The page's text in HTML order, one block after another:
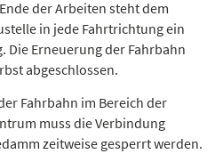
der Arbeiten steht dem
in jede Fahrtrichtung ein
Die Erneuerung der Fahrbahn
abgeschlossen.
Fahrbahn im Bereich der
muss die Verbindung
zeitweise gesperrt werden.